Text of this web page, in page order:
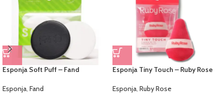
Esponja Soft Puff – Fand
Esponja, Fand
Esponja Tiny Touch – Ruby Rose
Esponja, Ruby Rose